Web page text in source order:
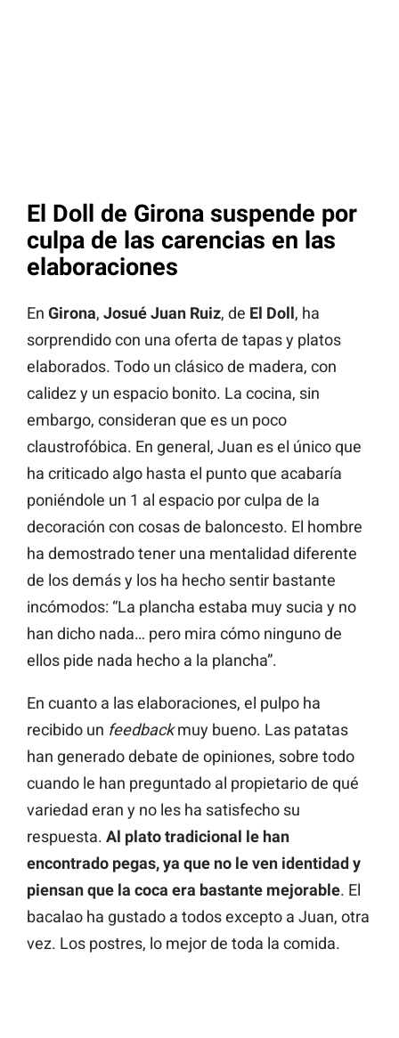
El Doll de Girona suspende por
culpa de las carencias en las
elaboraciones
En Girona, Josué Juan Ruiz, de El Doll, ha
sorprendido con una oferta de tapas y platos
elaborados. Todo un clásico de madera, con
calidez y un espacio bonito. La cocina, sin
embargo, consideran que es un poco
claustrofóbica. En general, Juan es el único que
ha criticado algo hasta el punto que acabaría
poniéndole un 1 al espacio por culpa de la
decoración con cosas de baloncesto. El hombre
ha demostrado tener una mentalidad diferente
de los demás y los ha hecho sentir bastante
incómodos: “La plancha estaba muy sucia y no
han dicho nada… pero mira cómo ninguno de
ellos pide nada hecho a la plancha”.
En cuanto a las elaboraciones, el pulpo ha
recibido un feedbackmuy bueno. Las patatas
han generado debate de opiniones, sobre todo
cuando le han preguntado al propietario de qué
variedad eran y no les ha satisfecho su
respuesta. Al plato tradicional le han
encontrado pegas, ya que no le ven identidad y
piensan que la coca era bastante mejorable. El
bacalao ha gustado a todos excepto a Juan, otra
vez. Los postres, lo mejor de toda la comida.